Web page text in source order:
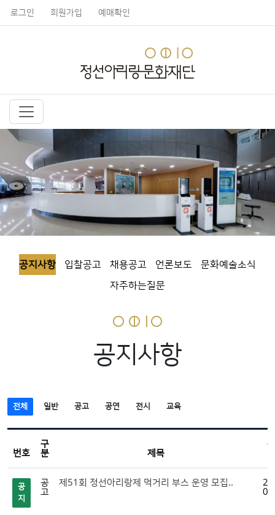
로그인 회원가입 예매확인
공지사항 입찰공고 채용공고 언론보도
문화예술소식
자주하는질문
공지사항
전체 일반 공고 공연 전시 교육
번호
구
분
제목
공
지
공
고
제51회 정선아리랑제 먹거리 부스 운영 모집..